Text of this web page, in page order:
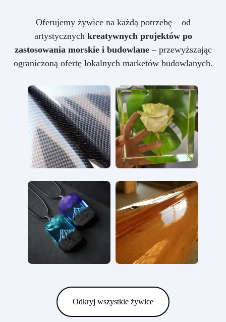
Oferujemy żywice na każdą potrzebę – od
artystycznych kreatywnych projektów po
zastosowania morskie i budowlane– przewyższając
ograniczoną ofertę lokalnych marketów budowlanych.
Odkryj wszystkie żywice